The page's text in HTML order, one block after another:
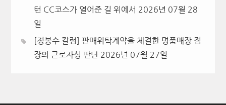
턴 CC코스가 열어준 길 위에서 2026년 07월 28
일
[정봉수 칼럼] 판매위탁계약을 체결한 명품매장 점
장의 근로자성 판단 2026년 07월 27일